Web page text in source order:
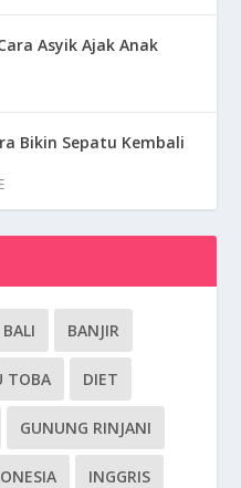
Asyik Ajak Anak
Bikin Sepatu Kembali
BALI BANJIR
TOBA DIET
GUNUNG RINJANI
INGGRIS